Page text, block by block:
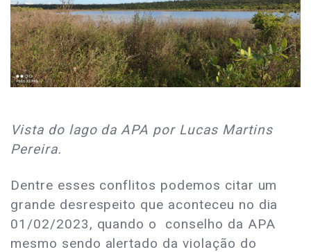
Vista do lago da APA por Lucas Martins
Pereira.
Dentre esses conflitos podemos citar um
grande desrespeito que aconteceu no dia
01/02/2023, quando o conselho da APA
mesmo sendo alertado da violação do